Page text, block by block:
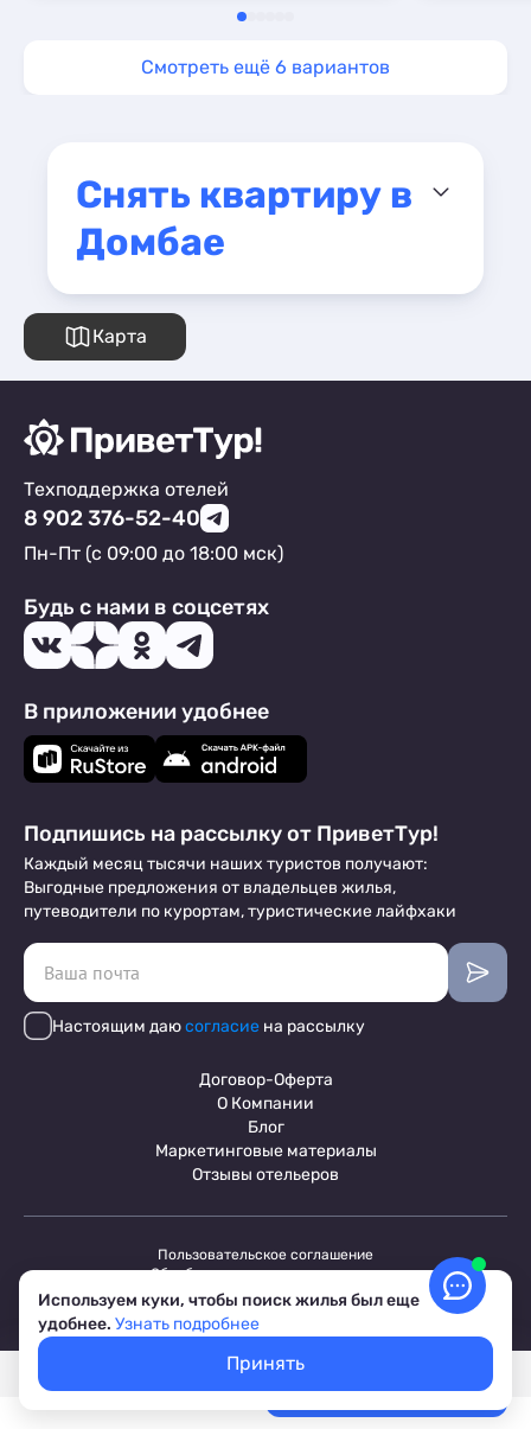
Смотреть ещё 6 вариантов
Снять квартиру в
Домбае
Карта
Покажем свободное жилье
Выбрать даты
Техподдержка отелей
8 902 376-52-40
Пн-Пт (с 09:00 до 18:00 мск)
Будь с нами в соцсетях
В приложении удобнее
Подпишись на рассылку от ПриветТур!
Каждый месяц тысячи наших туристов получают:
Выгодные предложения от владельцев жилья,
путеводители по курортам, туристические лайфхаки
Настоящим даюсогласие на рассылку
Договор-Оферта
О Компании
Блог
Маркетинговые материалы
Отзывы отельеров
© 2017-2026 ПриветТур™
Российский сервис бронирования жилья, официальный сайт,
Пользовательское соглашение
Обработка персональных данных
Условия бронирования объектов
Используем куки, чтобы поиск жилья был еще
удобнее. Узнать подробнее
Принять